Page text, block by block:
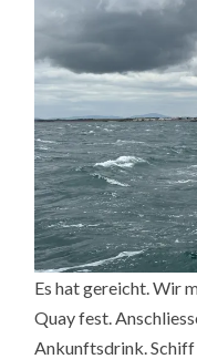
Es hat gereicht. Wir
Quay fest.
Ankunftsdrink.